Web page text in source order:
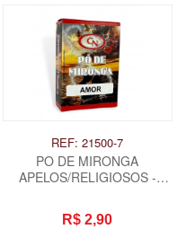
REF: 21500-7
PO DE MIRONGA
APELOS/RELIGIOSOS -
R$ 2,90